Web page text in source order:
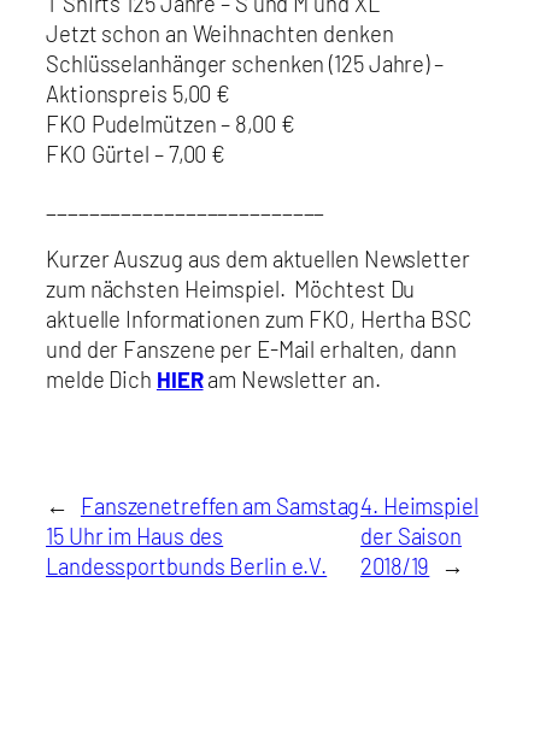
Jetzt schon an Weihnachten denken
Schlüsselanhänger schenken (125 Jahre) –
Aktionspreis 5,00 €
FKO Pudelmützen – 8,00 €
FKO Gürtel – 7,00 €
Kurzer Auszug aus dem aktuellen Newsletter
zum nächsten Heimspiel. Möchtest Du
aktuelle Informationen zum FKO, Hertha BSC
und der Fanszene per E-Mail erhalten, dann
melde Dich HIERam Newsletter an.
←
Fanszenetreffen am Samstag
15 Uhr im Haus des
Landessportbunds Berlin e.V.
4. Heimspiel
der Saison
2018/19
→